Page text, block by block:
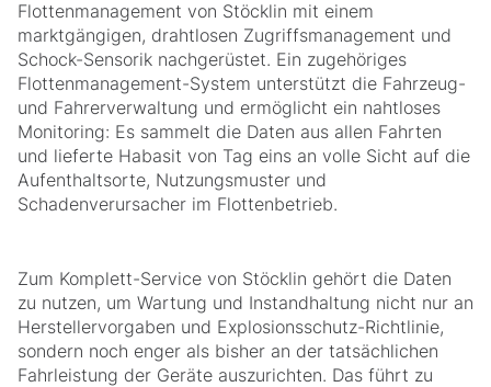
Flottenmanagement von Stöcklin mit einem
marktgängigen, drahtlosen Zugriffsmanagement und
Schock-Sensorik nachgerüstet. Ein zugehöriges
Flottenmanagement-System unterstützt die Fahrzeug-
und Fahrerverwaltung und ermöglicht ein nahtloses
Monitoring: Es sammelt die Daten aus allen Fahrten
und lieferte Habasit von Tag eins an volle Sicht auf die
Aufenthaltsorte, Nutzungsmuster und
Schadenverursacher im Flottenbetrieb.
Zum Komplett-Service von Stöcklin gehört die Daten
zu nutzen, um Wartung und Instandhaltung nicht nur an
Herstellervorgaben und Explosionsschutz-Richtlinie,
sondern noch enger als bisher an der tatsächlichen
Fahrleistung der Geräte auszurichten. Das führt zu